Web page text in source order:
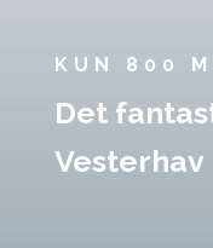
KUN 800
Det
Vesterhav